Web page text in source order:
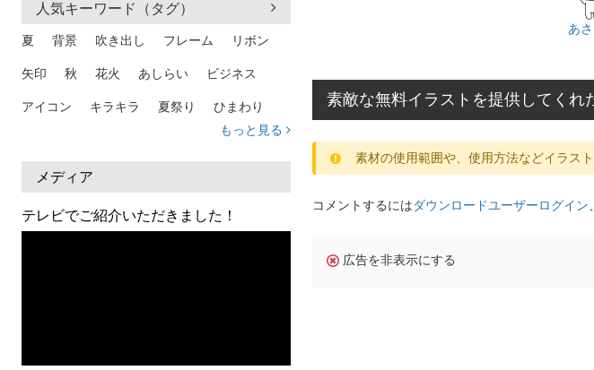
人気キーワード（タグ）
夏 背景 吹き出し フレーム リボン
矢印 秋 花火 あしらい ビジネス
アイコン キラキラ 夏祭り ひまわり
熱中症
人物 暑中見舞い
日本地図 海
もっと見る
メディア
テレビでご紹介いただきました！
あ
素敵な無料イラストを提供してくれ
素材の使用範囲や、使用方法などイラス
コメントするにはダウンロードユーザーログイン
広告を非表示にする